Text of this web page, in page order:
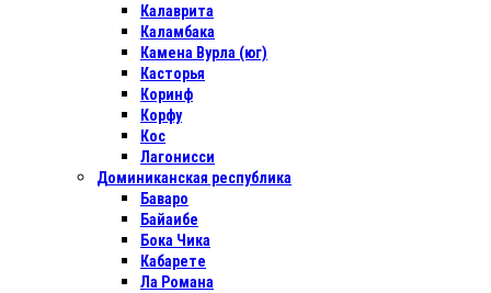
Калаврита
Каламбака
Камена Вурла (юг)
Касторья
Коринф
Корфу
Кос
Лагонисси
Доминиканская республика
Баваро
Байаибе
Бока Чика
Кабарете
Ла Романа